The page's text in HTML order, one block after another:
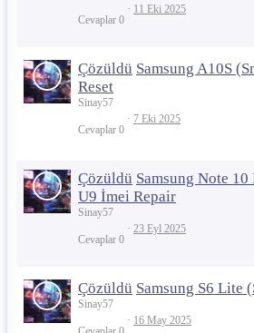
Cevaplar 0
11 Eki 2025
Çözüldü Samsung A10S
Reset
Sinay57
Cevaplar 0
7 Eki 2025
Çözüldü Samsung Note
U9 İmei Repair
Sinay57
Cevaplar 0
23 Eyl 2025
Çözüldü Samsung S6 Lite
Sinay57
16 May 2025